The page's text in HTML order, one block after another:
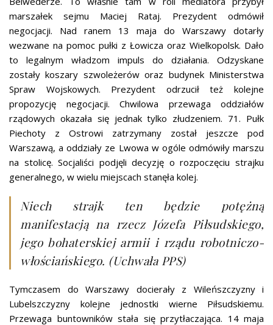
marszałek sejmu Maciej Rataj. Prezydent odmówił
negocjacji. Nad ranem 13 maja do Warszawy dotarły
wezwane na pomoc pułki z Łowicza oraz Wielkopolsk. Dało
to legalnym władzom impuls do działania. Odzyskane
zostały koszary szwoleżerów oraz budynek Ministerstwa
Spraw Wojskowych. Prezydent odrzucił też kolejne
propozycję negocjacji. Chwilowa przewaga oddziałów
rządowych okazała się jednak tylko złudzeniem. 71. Pułk
Piechoty z Ostrowi zatrzymany został jeszcze pod
Warszawą, a oddziały ze Lwowa w ogóle odmówiły marszu
na stolicę. Socjaliści podjęli decyzję o rozpoczęciu strajku
generalnego, w wielu miejscach stanęła kolej.
Niech strajk ten będzie potężną
manifestacją na rzecz Józefa Piłsudskiego,
jego bohaterskiej armii i rządu robotniczo-
włościańskiego. (Uchwała PPS)
Tymczasem do Warszawy docierały z Wileńszczyzny i
Lubelszczyzny kolejne jednostki wierne Piłsudskiemu.
Przewaga buntowników stała się przytłaczająca. 14 maja